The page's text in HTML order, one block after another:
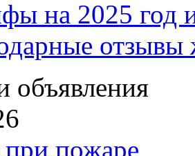
на 2025 год
объявления
при пожаре